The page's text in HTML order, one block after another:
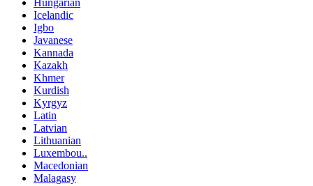
Hungarian
Icelandic
Igbo
Javanese
Kannada
Kazakh
Khmer
Kurdish
Kyrgyz
Latin
Latvian
Lithuanian
Luxembou..
Macedonian
Malagasy